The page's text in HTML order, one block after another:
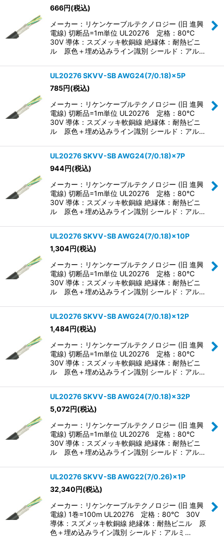
666円(税込)
メーカー：リケンケーブルテクノロジー (旧 進興
電線) 切断品=1m単位 UL20276 定格：80℃
30V 導体：スズメッキ軟銅線 絶縁体：耐熱ビニ
ル 原色＋埋め込みライン識別 シールド：アル…
UL20276 SKVV-SB AWG24(7/0.18)×5P
785円(税込)
メーカー：リケンケーブルテクノロジー (旧 進興
電線) 切断品=1m単位 UL20276 定格：80℃
30V 導体：スズメッキ軟銅線 絶縁体：耐熱ビニ
ル 原色＋埋め込みライン識別 シールド：アル…
UL20276 SKVV-SB AWG24(7/0.18)×7P
944円(税込)
メーカー：リケンケーブルテクノロジー (旧 進興
電線) 切断品=1m単位 UL20276 定格：80℃
30V 導体：スズメッキ軟銅線 絶縁体：耐熱ビニ
ル 原色＋埋め込みライン識別 シールド：アル…
UL20276 SKVV-SB AWG24(7/0.18)×10P
1,304円(税込)
メーカー：リケンケーブルテクノロジー (旧 進興
電線) 切断品=1m単位 UL20276 定格：80℃
30V 導体：スズメッキ軟銅線 絶縁体：耐熱ビニ
ル 原色＋埋め込みライン識別 シールド：アル…
UL20276 SKVV-SB AWG24(7/0.18)×12P
1,484円(税込)
メーカー：リケンケーブルテクノロジー (旧 進興
電線) 切断品=1m単位 UL20276 定格：80℃
30V 導体：スズメッキ軟銅線 絶縁体：耐熱ビニ
ル 原色＋埋め込みライン識別 シールド：アル…
UL20276 SKVV-SB AWG24(7/0.18)×32P
5,072円(税込)
メーカー：リケンケーブルテクノロジー (旧 進興
電線) 切断品=1m単位 UL20276 定格：80℃
30V 導体：スズメッキ軟銅線 絶縁体：耐熱ビニ
ル 原色＋埋め込みライン識別 シールド：アル…
UL20276 SKVV-SB AWG22(7/0.26)×1P
32,340円(税込)
メーカー：リケンケーブルテクノロジー (旧 進興
電線) 1巻=100m UL20276 定格：80℃ 30V
導体：スズメッキ軟銅線 絶縁体：耐熱ビニル 原
色＋埋め込みライン識別 シールド：アルミ…